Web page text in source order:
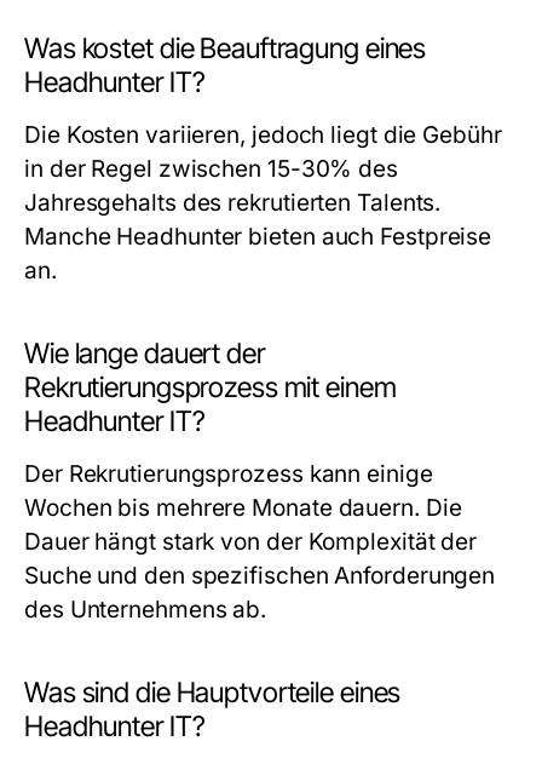
Was kostet die Beauftragung eines
Headhunter IT?
Die Kosten variieren, jedoch liegt die Gebühr
in der Regel zwischen 15-30% des
Jahresgehalts des rekrutierten Talents.
Manche Headhunter bieten auch Festpreise
an.
Wie lange dauert der
Rekrutierungsprozess mit einem
Headhunter IT?
Der Rekrutierungsprozess kann einige
Wochen bis mehrere Monate dauern. Die
Dauer hängt stark von der Komplexität der
Suche und den spezifischen Anforderungen
des Unternehmens ab.
Was sind die Hauptvorteile eines
Headhunter IT?